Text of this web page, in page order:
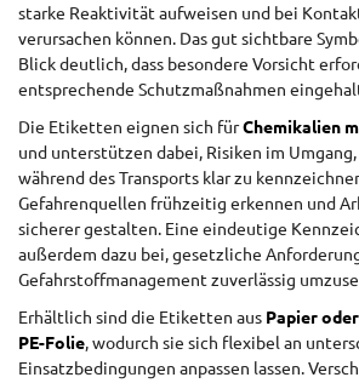
starke Reaktivität aufweisen und bei
verursachen können. Das gut sichtbare
Blick deutlich, dass besondere Vorsicht
entsprechende Schutzmaßnahmen
Die Etiketten eignen sich fürChemikalien
und unterstützen dabei, Risiken im
während des Transports klar zu
Gefahrenquellen frühzeitig erkennen und
sicherer gestalten. Eine eindeutige
außerdem dazu bei, gesetzliche
Gefahrstoffmanagement zuverlässig
Erhältlich sind die Etiketten aus Papier
PE-Folie, wodurch sie sich flexibel an
Einsatzbedingungen anpassen lassen.